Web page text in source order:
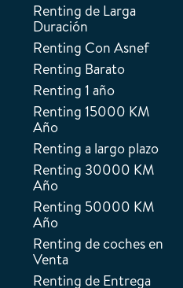
Renting de Larga
Duración
Renting Con Asnef
Renting Barato
Renting 1 año
Renting 15000 KM
Año
Renting a largo plazo
Renting 30000 KM
Año
Renting 50000 KM
Año
Renting de coches en
Venta
Renting de Entrega